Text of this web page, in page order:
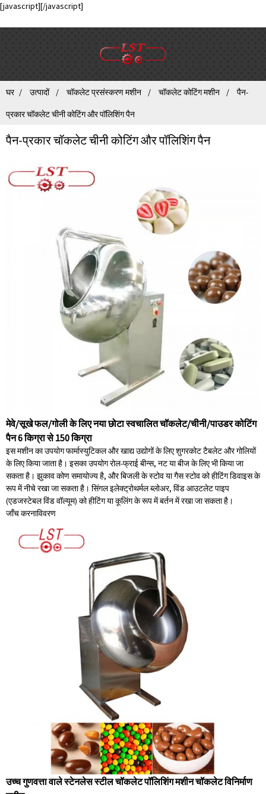
[javascript][/javascript]
घर उत्पादों चॉकलेट प्रसंस्करण मशीन चॉकलेट कोटिंग मशीन पैन-
प्रकार चॉकलेट चीनी कोटिंग और पॉलिशिंग पैन
पैन-प्रकार चॉकलेट चीनी कोटिंग और पॉलिशिंग पैन
मेवे/सूखे फल/गोली के लिए नया छोटा स्वचालित चॉकलेट/चीनी/पाउडर कोटिंग
पैन 6 किग्रा से 150 किग्रा
इस मशीन का उपयोग फार्मास्युटिकल और खाद्य उद्योगों के लिए शुगरकोट टैबलेट और गोलियों
के लिए किया जाता है। इसका उपयोग रोल-फ्राई बीन्स, नट या बीज के लिए भी किया जा
सकता है। झुकाव कोण समायोज्य है, और बिजली के स्टोव या गैस स्टोव को हीटिंग डिवाइस के
रूप में नीचे रखा जा सकता है। सिंगल इलेक्ट्रोथर्मल ब्लोअर, विंड आउटलेट पाइप
(एडजस्टेबल विंड वॉल्यूम) को हीटिंग या कूलिंग के रूप में बर्तन में रखा जा सकता है।
जाँच करनाविवरण
उच्च गुणवत्ता वाले स्टेनलेस स्टील चॉकलेट पॉलिशिंग मशीन चॉकलेट विनिर्माण